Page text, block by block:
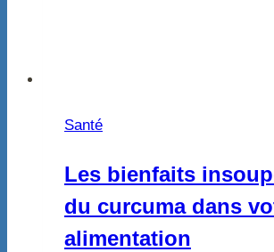
Santé
Les bienfaits
du curcuma dans
alimentation